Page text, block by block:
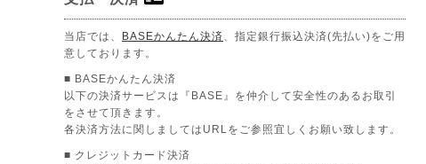
当店では、 BASEかんたん決済 、指定銀行振込決済(先払い)をご用
意しております。
■ BASEかんたん決済
以下の決済サービスは『BASE』を仲介して安全性のあるお取引
をさせて頂きます。
各決済方法に関しましてはURLをご参照宜しくお願い致します。
■ クレジットカード決済